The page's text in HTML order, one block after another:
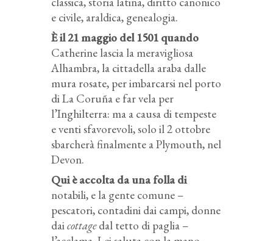
e civile, araldica, genealogia.
È il 21 maggio del 1501 quando
Catherine lascia la meravigliosa
Alhambra, la cittadella araba dalle
mura rosate, per imbarcarsi nel porto
di La Coruña e far vela per
l’Inghilterra: ma a causa di tempeste
e venti sfavorevoli, solo il 2 ottobre
sbarcherà finalmente a Plymouth, nel
Devon.
Qui è accolta da una folla di
notabili, e la gente comune –
pescatori, contadini dai campi, donne
daicottagedal tetto di paglia –